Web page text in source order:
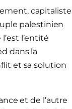
capitaliste
palestinien
l’entité
dans la
et sa solution
et de l’autre